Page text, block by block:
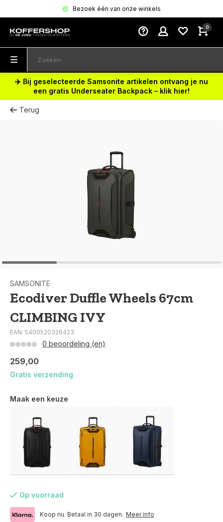
Bezoek één van onze winkels
0
✈️ Bij geselecteerde Samsonite artikelen ontvang je nu
een gratis Underseater Backpack – klik hier!
Terug
SAMSONITE
Ecodiver Duffle Wheels 67cm
CLIMBING IVY
EAN: 5400520326423
0 beoordeling (en)
259,00
Gratis verzending
Maak een keuze
Op voorraad
Koop nu. Betaal in 30 dagen. Meer info